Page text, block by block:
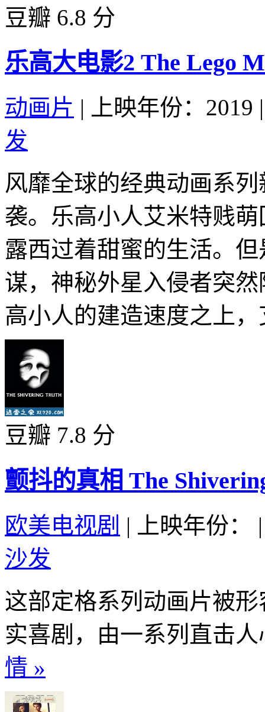
豆瓣 6.8 分
乐高大电影2 The Lego
动画片 | 上映年份：2019 |
发
风靡全球的经典动画系
袭。乐高小人艾米特贱
露西过着甜蜜的生活。
谋，神秘外星入侵者突
高小人的建造速度之上
豆瓣 7.8 分
颤抖的真相 The
欧美电视剧 | 上映年份：
|
沙发
这部定格系列动画片被
实喜剧，由一系列直击
情 »